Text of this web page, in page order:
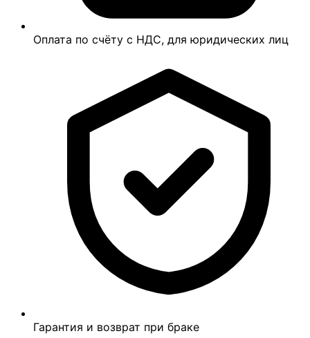
Оплата по счёту с НДС, для юридических лиц
Гарантия и возврат при браке